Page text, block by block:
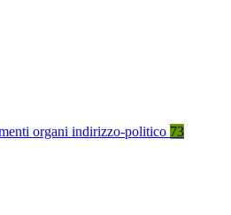
organi indirizzo-politico 73